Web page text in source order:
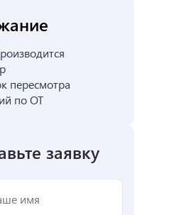
пересмотра
по ОТ
заявку